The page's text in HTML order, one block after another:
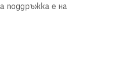
поддръжка е на